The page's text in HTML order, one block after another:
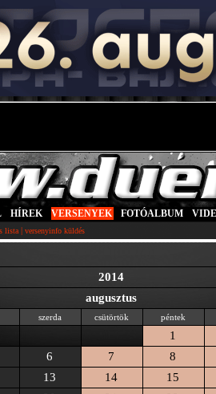
HÍREK VERSENYEK FOTÓALBUM
lista | versenyinfo küldés
2014
augusztus
szerda csütörtök péntek
1
6 7
8
13 14
15